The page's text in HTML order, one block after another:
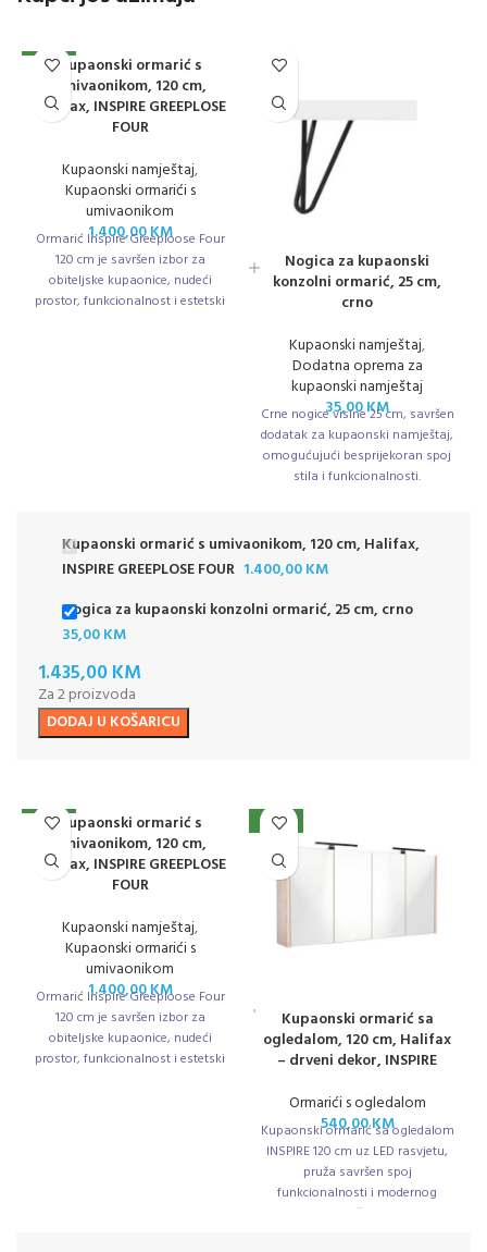
NOVOKupaonski ormarić s
umivaonikom, 120 cm,
Halifax, INSPIRE GREEPLOSE
FOUR
Kupaonski namještaj,
Kupaonski ormarići s
umivaonikom
1.400,00KM
Ormarić Inspire Greeploose Four
120 cm je savršen izbor za
obiteljske kupaonice, nudeći
prostor, funkcionalnost i estetski
Nogica za kupaonski
konzolni ormarić, 25 cm,
crno
Kupaonski namještaj,
Dodatna oprema za
kupaonski namještaj
35,00KM
Crne nogice visine 25 cm, savršen
dodatak za kupaonski namještaj,
omogućujući besprijekoran spoj
stila i funkcionalnosti.
Kupaonski ormarić s umivaonikom, 120 cm, Halifax,
INSPIRE GREEPLOSE FOUR 1.400,00KM
Nogica za kupaonski konzolni ormarić, 25 cm, crno
35,00KM
1.435,00KM
Za 2 proizvoda
DODAJ U KOŠARICU
NOVOKupaonski ormarić s
umivaonikom, 120 cm,
Halifax, INSPIRE GREEPLOSE
FOUR
Kupaonski namještaj,
Kupaonski ormarići s
umivaonikom
1.400,00KM
Ormarić Inspire Greeploose Four
120 cm je savršen izbor za
obiteljske kupaonice, nudeći
prostor, funkcionalnost i estetski
NOVO
Kupaonski ormarić sa
ogledalom, 120 cm, Halifax
– drveni dekor, INSPIRE
Ormarići s ogledalom
540,00KM
Kupaonski ormarić sa ogledalom
INSPIRE 120 cm uz LED rasvjetu,
pruža savršen spoj
funkcionalnosti i modernog
dizajna za vašu kupaonicu.